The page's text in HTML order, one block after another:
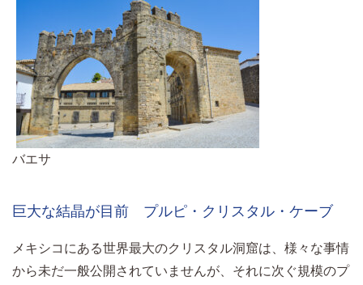
バエサ
巨大な結晶が目前 プルピ・クリスタル・ケーブ
メキシコにある世界最大のクリスタル洞窟は、様々な事情
から未だ一般公開されていませんが、それに次ぐ規模のプ